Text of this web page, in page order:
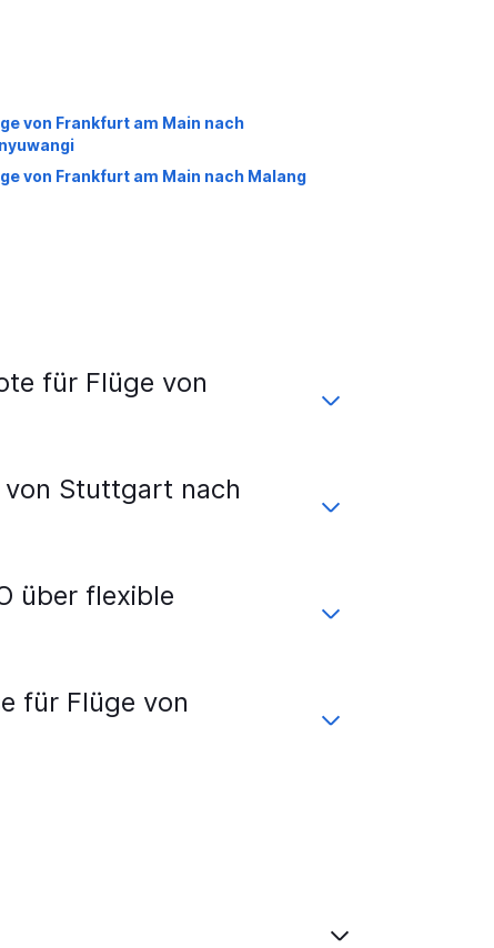
von Frankfurt am Main nach
von Frankfurt am Main nach Malang
für Flüge von
von Stuttgart nach
über flexible
für Flüge von